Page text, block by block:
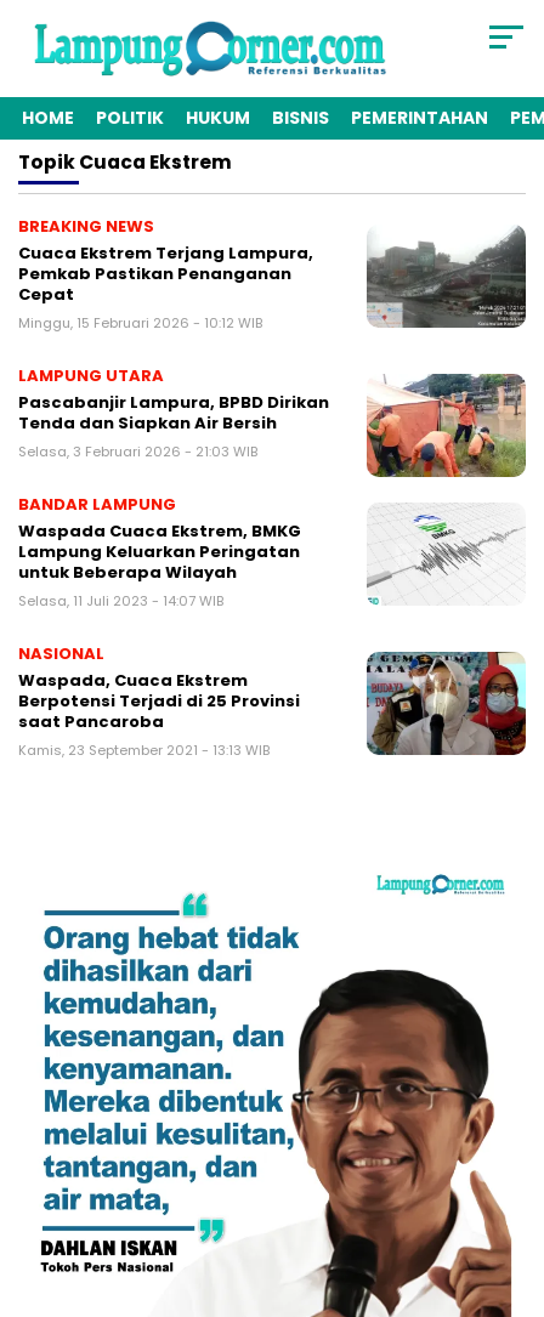
HOME POLITIK HUKUM BISNIS PEMERINTAHAN
TopikCuaca Ekstrem
BREAKING NEWS
Cuaca Ekstrem Terjang Lampura,
Pemkab Pastikan Penanganan
Cepat
Minggu, 15 Februari 2026 - 10:12 WIB
LAMPUNG UTARA
Pascabanjir Lampura, BPBD Dirikan
Tenda dan Siapkan Air Bersih
Selasa, 3 Februari 2026 - 21:03 WIB
BANDAR LAMPUNG
Waspada Cuaca Ekstrem, BMKG
Lampung Keluarkan Peringatan
untuk Beberapa Wilayah
Selasa, 11 Juli 2023 - 14:07 WIB
NASIONAL
Waspada, Cuaca Ekstrem
Berpotensi Terjadi di 25 Provinsi
saat Pancaroba
Kamis, 23 September 2021 - 13:13 WIB